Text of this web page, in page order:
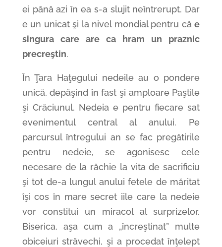
ei până azi în ea s-a slujit neîntrerupt. Dar
e un unicat şi la nivel mondial pentru căe
singura care are ca hram un praznic
precreştin.
În Ţara Haţegului nedeile au o pondere
unică, depăşind în fast şi amploare Paştile
şi Crăciunul. Nedeia e pentru fiecare sat
evenimentul central al anului. Pe
parcursul întregului an se fac pregătirile
pentru nedeie, se agonisesc cele
necesare de la răchie la vita de sacrificiu
şi tot de-a lungul anului fetele de măritat
îşi cos în mare secret iile care la nedeie
vor constitui un miracol al surprizelor.
Biserica, aşa cum a „încreştinat” multe
obiceiuri străvechi, şi a procedat înţelept